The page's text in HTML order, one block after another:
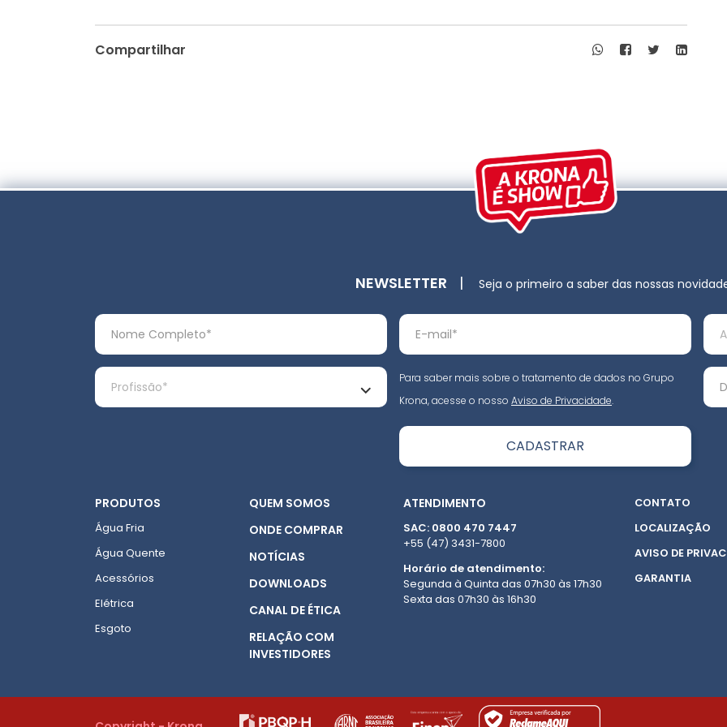
Compartilhar
NEWSLETTER | Seja o primeiro a saber das nossas
Para saber mais sobre o tratamento de dados no Grupo
Krona, acesse o nosso Aviso de Privacidade.
PRODUTOS
Água Fria
Água Quente
Acessórios
Elétrica
Esgoto
QUEM SOMOS
ONDE COMPRAR
NOTÍCIAS
DOWNLOADS
CANAL DE ÉTICA
RELAÇÃO COM
INVESTIDORES
ATENDIMENTO
SAC: 0800 470 7447
+55 (47) 3431-7800
Horário de atendimento:
Segunda à Quinta das 07h30 às 17h30
Sexta das 07h30 às 16h30
CONTATO
LOCALIZAÇÃO
AVISO DE
GARANTIA